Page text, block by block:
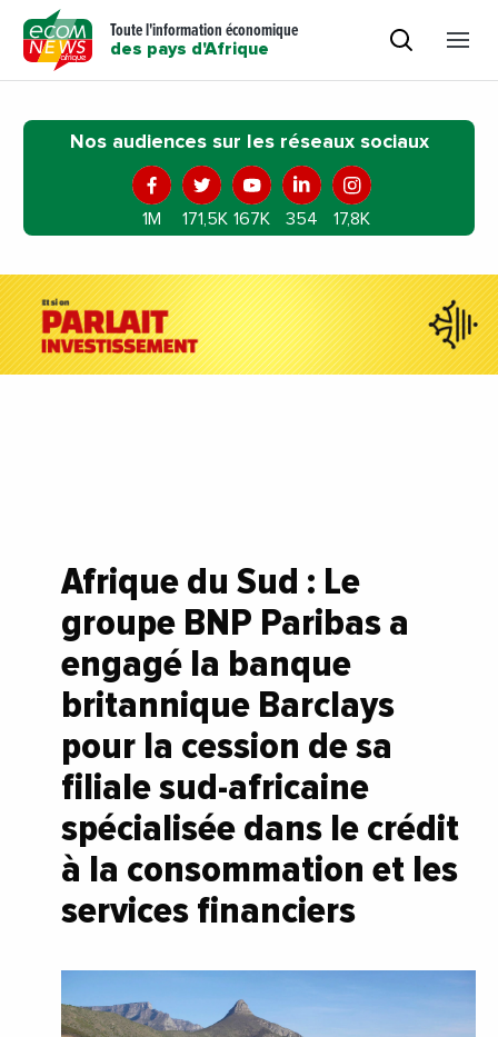
Toute l'information économique
des pays d'Afrique
Nos audiences sur les réseaux sociaux
1M 171,5K 167K 354 17,8K
Afrique du Sud : Le
groupe BNP Paribas a
engagé la banque
britannique Barclays
pour la cession de sa
filiale sud-africaine
spécialisée dans le crédit
à la consommation et les
services financiers